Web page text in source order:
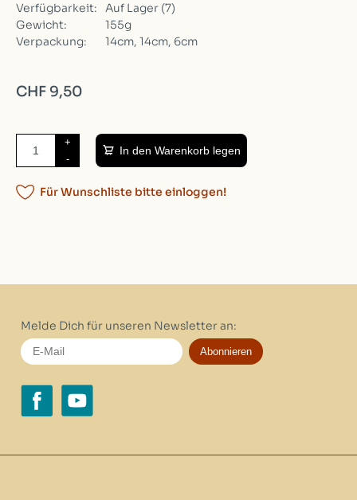
Verfügbarkeit:
Auf Lager (7)
Gewicht:
155g
Verpackung:
14cm, 14cm, 6cm
CHF 9,50
+
-
In den Warenkorb legen
Für Wunschliste bitte einloggen!
Melde Dich für unseren Newsletter an:
Abonnieren